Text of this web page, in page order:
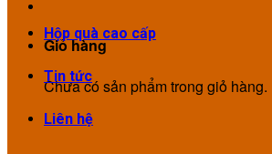
Giỏ hàng
Chưa có sản phẩm trong giỏ hàng.
Hộp quà cao cấp
Tin tức
Liên hệ